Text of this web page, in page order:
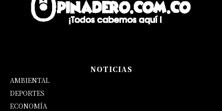
NOTICIAS
AMBIENTAL
DEPORTES
ECONOMÍA